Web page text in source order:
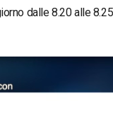
dalle 8.20 alle